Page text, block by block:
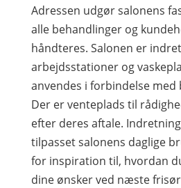
Adressen udgør salonens
alle behandlinger og
håndteres. Salonen er
arbejdsstationer og
anvendes i forbindelse med
Der er venteplads til
efter deres aftale.
tilpasset salonens daglige
for inspiration til, hvordan
dine ønsker ved næste